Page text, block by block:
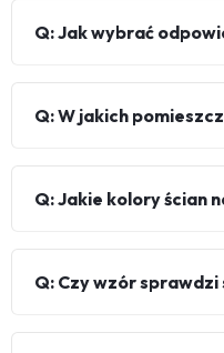
Q: Jak wybrać
Q: W jakich
Q: Jakie kolory ścian
Q: Czy wzór sprawdzi